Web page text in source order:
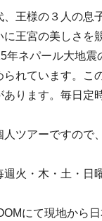
、王様の３人の息
王宮の美しさを
年ネパール大地
られています。こ
あります。毎日定
ツアーですので
週火・木・土・日
にて現地から